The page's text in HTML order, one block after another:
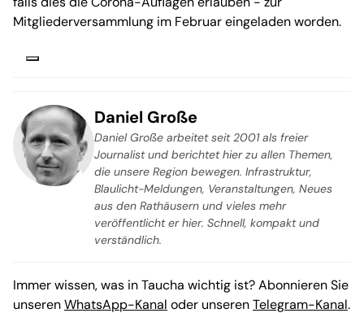
Mitgliederversammlung im Februar eingeladen worden.
Daniel Große
Daniel Große arbeitet seit 2001 als freier
Journalist und berichtet hier zu allen Themen,
die unsere Region bewegen. Infrastruktur,
Blaulicht-Meldungen, Veranstaltungen, Neues
aus den Rathäusern und vieles mehr
veröffentlicht er hier. Schnell, kompakt und
verständlich.
Immer wissen, was in Taucha wichtig ist? Abonnieren Sie
unserenWhatsApp-Kanal oder unserenTelegram-Kanal.